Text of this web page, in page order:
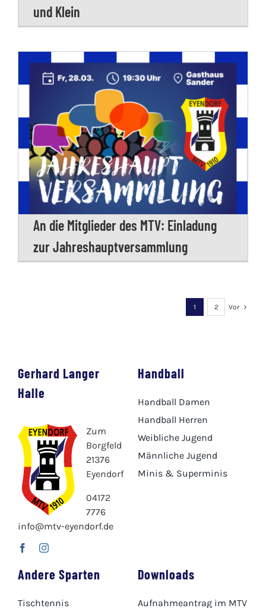
und Klein
An die Mitglieder des MTV: Einladung
zur Jahreshauptversammlung
1 2 Vor
Gerhard Langer
Halle
Zum
Borgfeld
21376
Eyendorf
04172
7776
info@mtv-eyendorf.de
Handball
Handball Damen
Handball Herren
Weibliche Jugend
Männliche Jugend
Minis & Superminis
Andere Sparten
Tischtennis
Downloads
Aufnahmeantrag im MTV